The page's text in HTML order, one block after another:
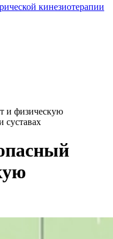
кинезиотерапии
и физическую
суставах